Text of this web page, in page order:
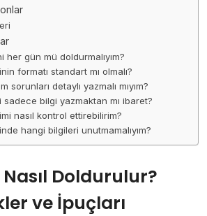
her gün mü doldurmalıyım?
formatı standart mı olmalı?
sorunları detaylı yazmalı mıyım?
sadece bilgi yazmaktan mı ibaret?
nasıl kontrol ettirebilirim?
hangi bilgileri unutmamalıyım?
Doldurulur?
ve İpuçları